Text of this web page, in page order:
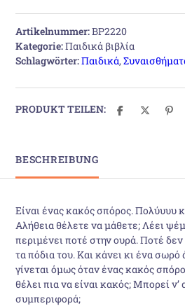
Artikelnummer:BP2220
Kategorie:Παιδικά βιβλία
Schlagwörter:Παιδικά,
PRODUKT TEILEN:
BESCHREIBUNG
Είναι ένας κακός σπόρος. Πολύυυυ
Αλήθεια θέλετε να µάθετε; Λέει
περιµένει ποτέ στην ουρά. Ποτέ δεν
τα πόδια του. Και κάνει κι ένα
γίνεται όµως όταν ένας κακός
θέλει πια να είναι κακός; Μπορεί ν’
συµπεριφορά;